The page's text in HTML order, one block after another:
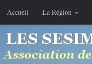
Skip to content
Accueil La Région